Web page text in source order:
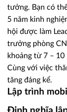
tưởng. Bạn có
5 năm kinh
hội được làm
trưởng phòng
khoảng từ 7 –
Cùng với việc
tăng đáng kể.
Lập trình